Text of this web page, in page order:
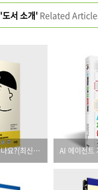
'도서 소개'Related
디자인, 이렇게 하면 되나요?(최신 개정판)